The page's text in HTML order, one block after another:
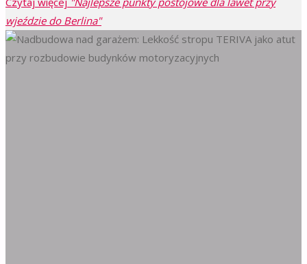
wjeździe do Berlina"